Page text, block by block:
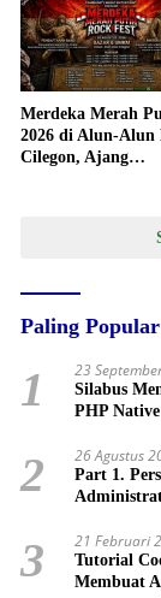
Merdeka Merah
2026 di Alun-Alun
Cilegon, Ajang
Paling Popular
1 23
Silabus
PHP
2 26 Agustus
Part 1.
3 21 Februari
Tutorial
Membuat